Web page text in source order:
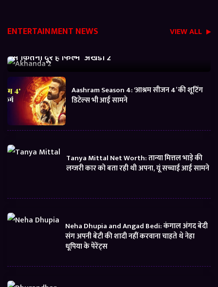
ENTERTAINMENT NEWS VIEW ALL
से कितनी दूर है फिल्म ‘अखंडा 2’
Aashram Season 4: ‘आश्रम सीजन 4’ की शूटिंग
डिटेल्स भी आई सामने
Tanya Mittal Net Worth: तान्या मित्तल भाड़े की
लग्जरी कार को बता रही थी अपना, यूं सच्चाई आई सामने
Neha Dhupia and Angad Bedi: कंगाल अंगद बेदी
संग अपनी बेटी की शादी नहीं करवाना चाहते थे नेहा
धूपिया के पेरेंट्स